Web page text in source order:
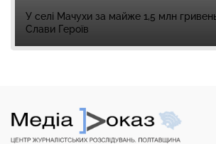
У селі Мачухи за майже 1,5 млн
Слави Героїв